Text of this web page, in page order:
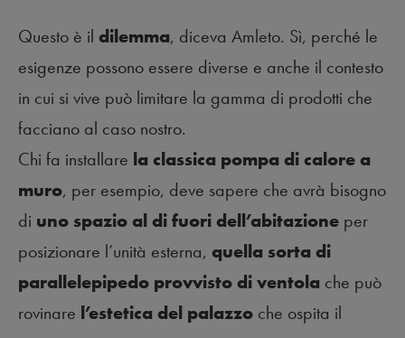
Questo è il dilemma, diceva Amleto. Sì, perché le
esigenze possono essere diverse e anche il contesto
in cui si vive può limitare la gamma di prodotti che
facciano al caso nostro.
Chi fa installare la classica pompa di calore a
muro, per esempio, deve sapere che avrà bisogno
di uno spazio al di fuori dell’abitazione per
posizionare l’unità esterna, quella sorta di
parallelepipedo provvisto di ventola che può
rovinare l’estetica del palazzo che ospita il